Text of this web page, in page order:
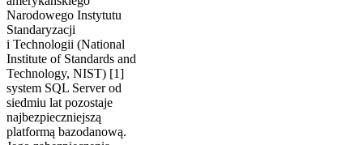
Narodowego Instytutu
Standaryzacji
i Technologii (National
Institute of Standards and
Technology, NIST) [1]
system SQL Server od
siedmiu lat pozostaje
najbezpieczniejszą
platformą bazodanową.